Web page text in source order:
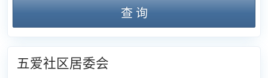
查 询
五爱社区居委会